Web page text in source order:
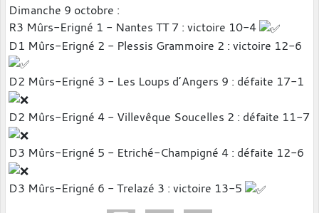
Dimanche 9 octobre :
R3 Mûrs-Erigné 1 - Nantes TT 7 : victoire 10-4
D1 Mûrs-Erigné 2 - Plessis Grammoire 2 : victoire 12-6
D2 Mûrs-Erigné 3 - Les Loups d’Angers 9 : défaite 17-1
D2 Mûrs-Erigné 4 - Villevêque Soucelles 2 : défaite 11-7
D3 Mûrs-Erigné 5 - Etriché-Champigné 4 : défaite 12-6
D3 Mûrs-Erigné 6 - Trelazé 3 : victoire 13-5